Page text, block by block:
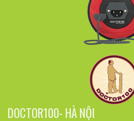
DOCTOR100- HÀ NỘI